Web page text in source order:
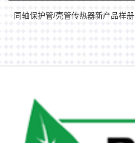
同轴保护管/壳管传热器新产品样册